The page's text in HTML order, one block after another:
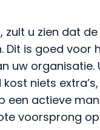
u zien dat
Dit is goed voor
uw organisatie.
niets
een actieve
voorsprong